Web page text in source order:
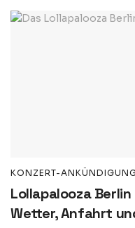
KONZERT-
Lollapalooza
Wetter, Anfahrt